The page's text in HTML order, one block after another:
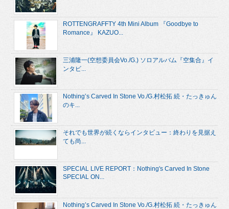
ROTTENGRAFFTY 4th Mini Album 『Goodbye to
Romance』 KAZUO...
三浦隆一(空想委員会Vo./G.) ソロアルバム『空集合』イ
ンタビ...
Nothing’s Carved In Stone Vo./G.村松拓 続・たっきゅん
のキ...
それでも世界が続くならインタビュー：終わりを見据え
ても尚...
SPECIAL LIVE REPORT：Nothing's Carved In Stone
SPECIAL ON...
Nothing’s Carved In Stone Vo./G.村松拓 続・たっきゅん